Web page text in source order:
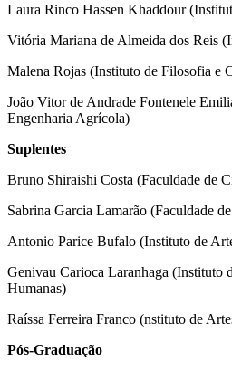
Laura Rinco Hassen Khaddour
Vitória Mariana de Almeida dos Reis
Malena Rojas (Instituto de Filosofia e
João Vitor de Andrade Fontenele
Engenharia Agrícola)
Suplentes
Bruno Shiraishi Costa (Faculdade de
Sabrina Garcia Lamarão (Faculdade
Antonio Parice Bufalo (Instituto de
Genivau Carioca Laranhaga (Instituto
Humanas)
Raíssa Ferreira Franco (nstituto de
Pós-Graduação